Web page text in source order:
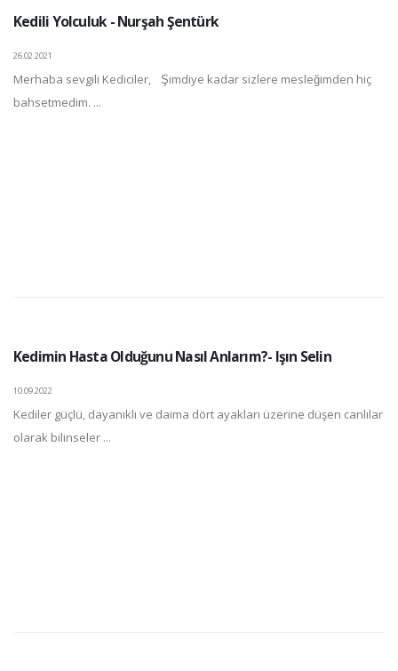
Kedili Yolculuk - Nurşah Şentürk
26.02.2021
Merhaba sevgili Kediciler, Şimdiye kadar sizlere mesleğimden hiç
bahsetmedim. ...
Kedimin Hasta Olduğunu Nasıl Anlarım?- Işın Selin
10.09.2022
Kediler güçlü, dayanıklı ve daima dört ayakları üzerine düşen canlılar
olarak bilinseler ...